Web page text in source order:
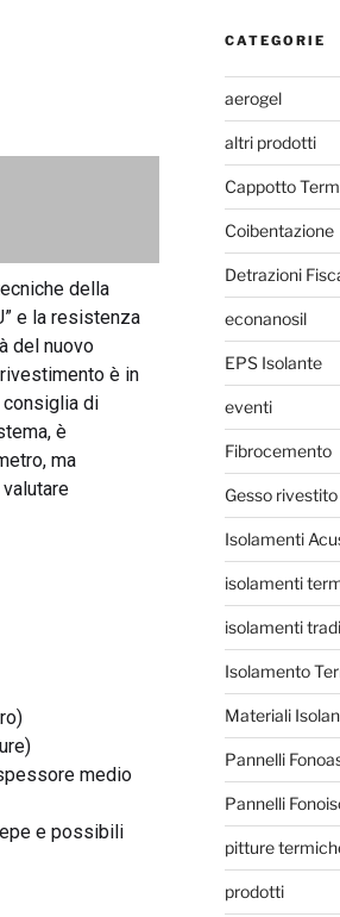
della
e la resistenza
del nuovo
è in
di
è
ma
medio
e possibili
CATEGORIE
aerogel
altri prodotti
Cappotto
Coibentazione
Detrazioni
econanosil
EPS Isolante
eventi
Fibrocemento
Gesso rivestito
Isolamenti
isolamenti
isolamenti
Isolamento
Materiali
Pannelli
Pannelli
pitture
prodotti